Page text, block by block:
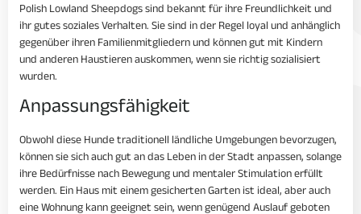
Polish Lowland Sheepdogs sind bekannt für ihre Freundlichkeit und
ihr gutes soziales Verhalten. Sie sind in der Regel loyal und anhänglich
gegenüber ihren Familienmitgliedern und können gut mit Kindern
und anderen Haustieren auskommen, wenn sie richtig sozialisiert
wurden.
Anpassungsfähigkeit
Obwohl diese Hunde traditionell ländliche Umgebungen bevorzugen,
können sie sich auch gut an das Leben in der Stadt anpassen, solange
ihre Bedürfnisse nach Bewegung und mentaler Stimulation erfüllt
werden. Ein Haus mit einem gesicherten Garten ist ideal, aber auch
eine Wohnung kann geeignet sein, wenn genügend Auslauf geboten